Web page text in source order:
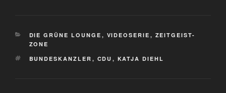
KATEGORIEN
DIE GRÜNE LOUNGE , VIDEOSERIE , ZEITGEIST-
ZONE
SCHLAGWÖRTER
BUNDESKANZLER , CDU , KATJA DIEHL